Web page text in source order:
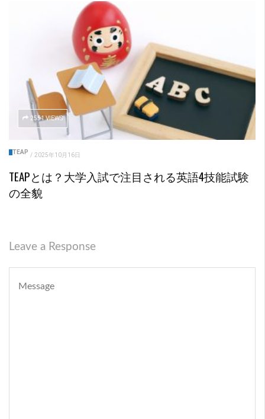
2551 VIEWS
TEAP / 2025年10月16日
TEAPとは？大学入試で注目される英語4技能試験
の全貌
Leave a Response